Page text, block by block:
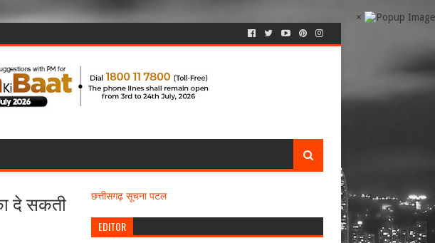
×
दे सकती
छत्तीसगढ़ सूचना पटल
EDITOR